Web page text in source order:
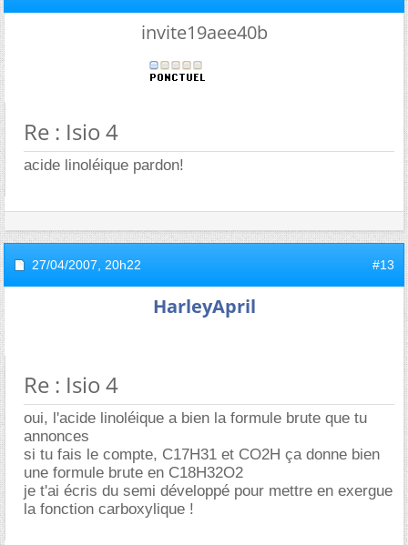
invite19aee40b
Re : Isio 4
acide linoléique pardon!
27/04/2007, 20h22 #13
HarleyApril
Re : Isio 4
oui, l'acide linoléique a bien la formule brute que tu
annonces
si tu fais le compte, C17H31 et CO2H ça donne bien
une formule brute en C18H32O2
je t'ai écris du semi développé pour mettre en exergue
la fonction carboxylique !